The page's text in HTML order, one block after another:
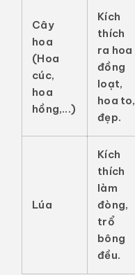
Cây
hoa
(Hoa
cúc,
hoa
hồng,...)
Kích
thích
ra hoa
đồng
loạt,
hoa to,
đẹp.
Lúa
Kích
thích
làm
đòng,
trổ
bông
đều.